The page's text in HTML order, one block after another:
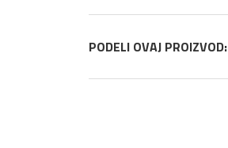
PODELI OVAJ PROIZVOD: